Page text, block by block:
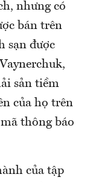
nhưng có
bán trên
sạn được
sản tiềm
của họ trên
thông báo
của tập